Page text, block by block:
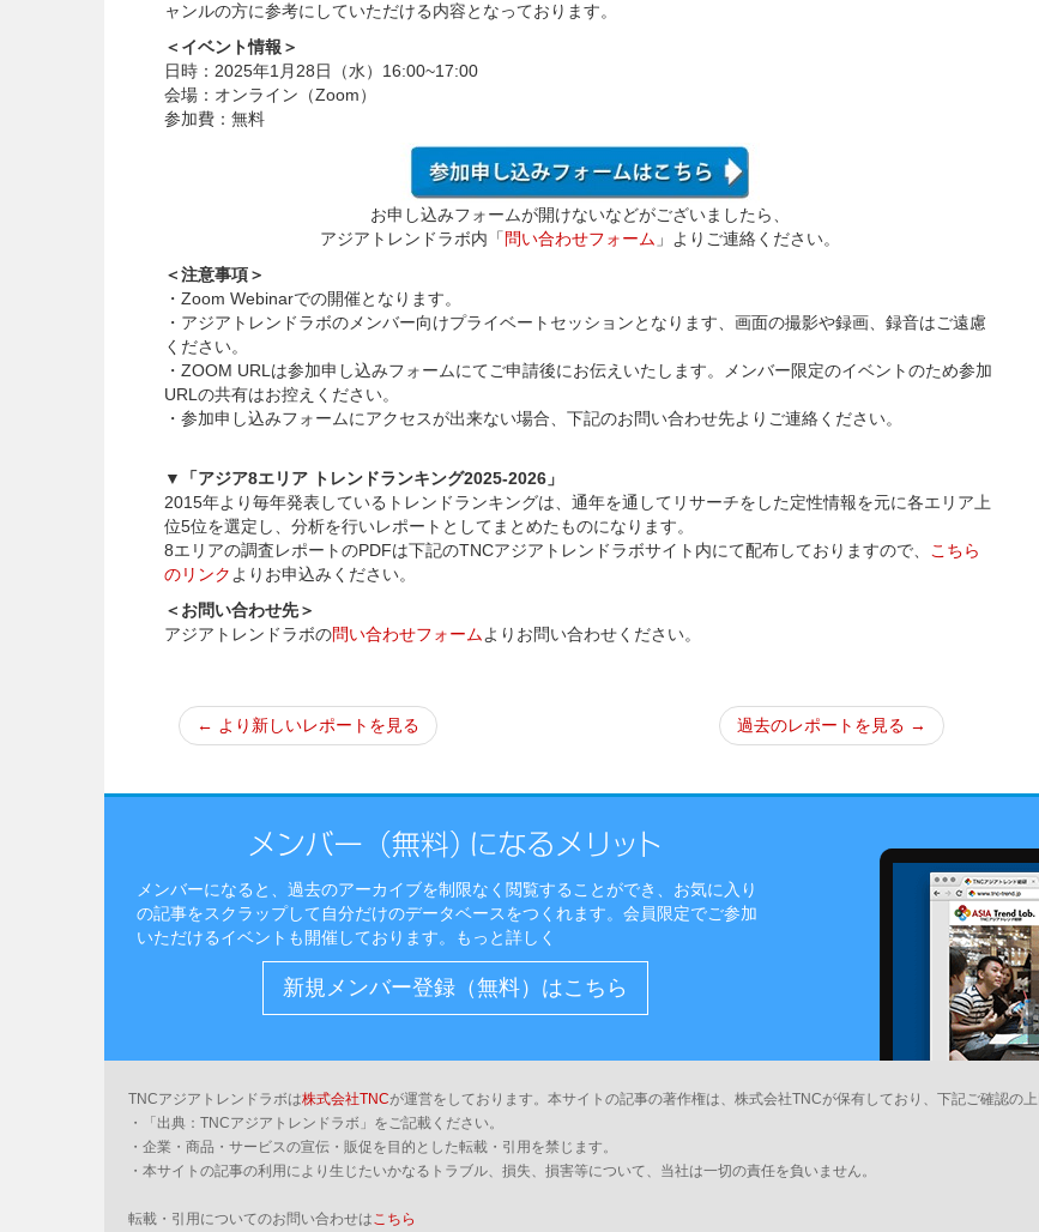
ャンルの方に参考にしていただける内容となっております。
＜イベント情報＞
日時：2025年1月28日（水）16:00~17:00
会場：オンライン（Zoom）
参加費：無料
お申し込みフォームが開けないなどがございましたら、
アジアトレンドラボ内「 問い合わせフォーム 」よりご連絡ください。
＜注意事項＞
・Zoom Webinarでの開催となります。
・アジアトレンドラボのメンバー向けプライベートセッションとなります、画面の撮影や録画、録音はご遠慮
ください。
・ZOOM URLは参加申し込みフォームにてご申請後にお伝えいたします。メンバー限定のイベントのため参加
URLの共有はお控えください。
・参加申し込みフォームにアクセスが出来ない場合、下記のお問い合わせ先よりご連絡ください。
▼「アジア8エリア トレンドランキング2025-2026」
2015年より毎年発表しているトレンドランキングは、通年を通してリサーチをした定性情報を元に各エリア上
位5位を選定し、分析を行いレポートとしてまとめたものになります。
8エリアの調査レポートのPDFは下記のTNCアジアトレンドラボサイト内にて配布しておりますので、 こちら
のリンクよりお申込みください。
＜お問い合わせ先＞
アジアトレンドラボの問い合わせフォームよりお問い合わせください。
← より新しいレポートを見る 過去のレポートを見る →
メンバーになると、過去のアーカイブを制限なく閲覧することができ、お気に入り
の記事をスクラップして自分だけのデータベースをつくれます。会員限定でご参加
いただけるイベントも開催しております。
もっと詳しく
新規メンバー登録（無料）はこちら
TNCアジアトレンドラボは株式会社TNCが運営をしております。本サイトの記事の著作権は、株式会社TNCが保有しており、下記ご確認の
・「出典：TNCアジアトレンドラボ」をご記載ください。
・企業・商品・サービスの宣伝・販促を目的とした転載・引用を禁じます。
・本サイトの記事の利用により生じたいかなるトラブル、損失、損害等について、当社は一切の責任を負いません。
転載・引用についてのお問い合わせはこちら